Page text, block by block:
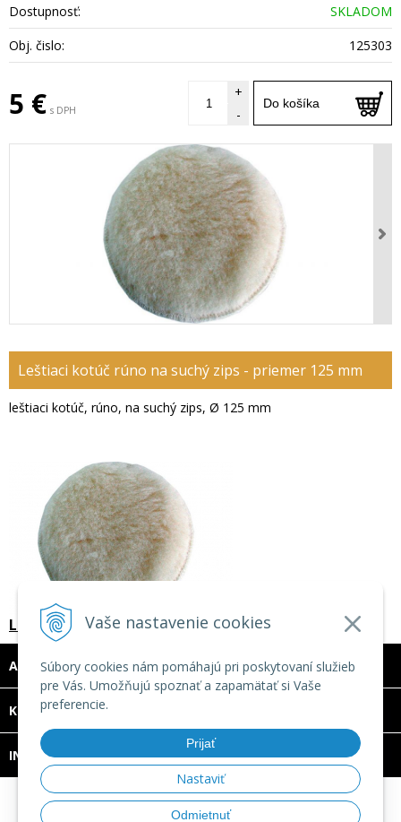
Vaše nastavenie cookies
Súbory cookies nám pomáhajú pri poskytovaní služieb
pre Vás. Umožňujú spoznať a zapamätať si Vaše
preferencie.
Prijať
Nastaviť
Odmietnuť
Dostupnosť:
SKLADOM
Obj. čislo:
125303
5 € s DPH Do košíka
+
-
Leštiaci kotúč rúno na suchý zips - priemer 125 mm
leštiaci kotúč, rúno, na suchý zips, Ø 125 mm
Leštiaci kotúč rúno na suchý zips - priemer 125 mm
ADRESA
KONTAKT
INFO
© 2026 TECHNOMAT SK •tvorba eshopu cez UNIobchod
DOVOLENKA 3. - 7. augusta 2026
Predajňa bude ZATVORENÁ a vytvorené
objednávky začneme vybavovať 10.8.2026.
Ďakujeme za pochopenie.